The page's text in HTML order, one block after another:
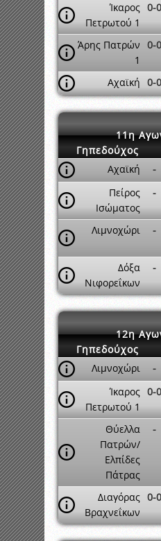
Ίκαρος
Πετρωτού 1
0-0
Άρης Πατρών
1
0-0
Αχαϊκή 0-0
11η
Γηπεδούχος
Αχαϊκή
-
Πείρος
Ισώματος
-
Λιμνοχώρι -
Δόξα
Νιφορεΐκων
-
12η
Γηπεδούχος
Λιμνοχώρι
-
Ίκαρος
Πετρωτού 1
0-0
Θύελλα
Πατρών/
Ελπίδες
Πάτρας
-
Διαγόρας
Βραχνεΐκων
0-0